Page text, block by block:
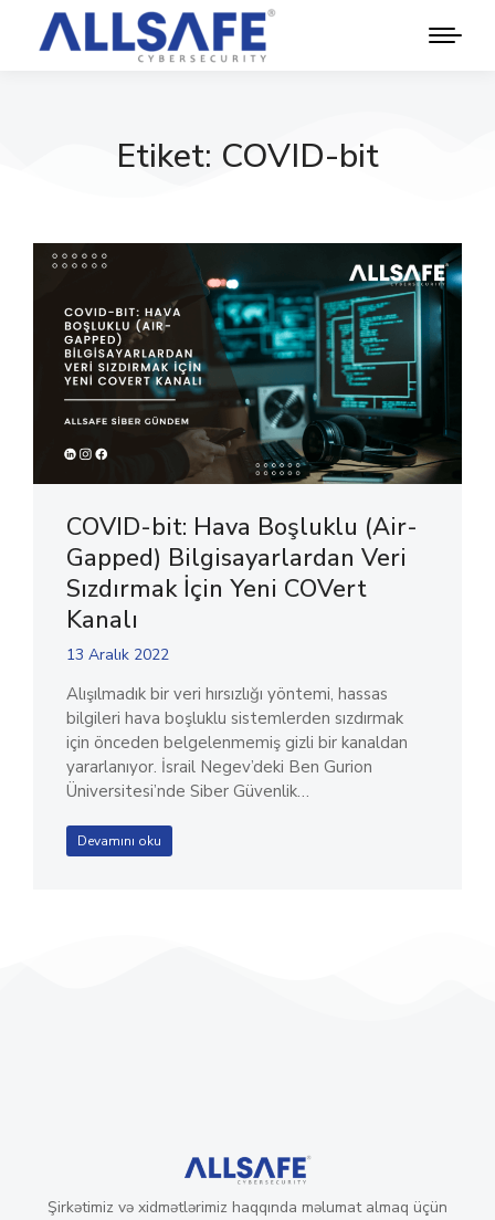
Etiket: COVID-bit
COVID-bit: Hava Boşluklu (Air-
Gapped) Bilgisayarlardan Veri
Sızdırmak İçin Yeni COVert
Kanalı
13 Aralık 2022
Alışılmadık bir veri hırsızlığı yöntemi, hassas
bilgileri hava boşluklu sistemlerden sızdırmak
için önceden belgelenmemiş gizli bir kanaldan
yararlanıyor. İsrail Negev’deki Ben Gurion
Üniversitesi’nde Siber Güvenlik…
Devamını oku
Şirkətimiz və xidmətlərimiz haqqında məlumat almaq üçün